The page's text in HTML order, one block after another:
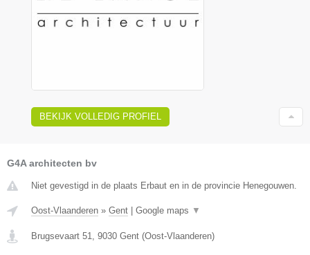
BEKIJK VOLLEDIG PROFIEL
G4A architecten bv
Niet gevestigd in de plaats Erbaut en in de provincie Henegouwen.
Oost-Vlaanderen » Gent Google maps ▼
Brugsevaart 51 9030 Gent (Oost-Vlaanderen)